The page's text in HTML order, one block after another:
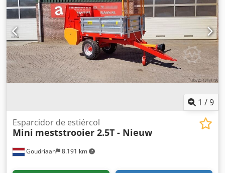
1 /9
Goudriaan 8.191 km
Esparcidor de estiércol
Mini meststrooier 2.5T - Nieuw